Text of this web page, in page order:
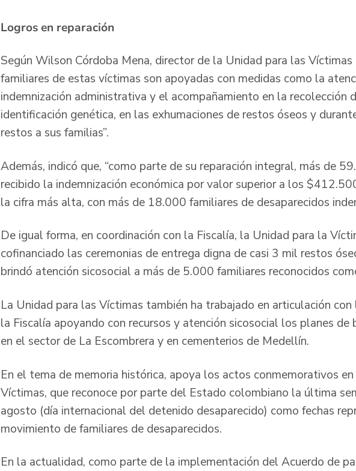
Logros en reparación
Según Wilson Córdoba Mena, director de la Unidad para las Víctimas
familiares de estas víctimas son apoyadas con medidas como la
indemnización administrativa y el acompañamiento en la recolección
identificación genética, en las exhumaciones de restos óseos y
restos a sus familias”.
Además, indicó que, “como parte de su reparación integral, más de
recibido la indemnización económica por valor superior a los
la cifra más alta, con más de 18.000 familiares de desaparecidos
De igual forma, en coordinación con la Fiscalía, la Unidad para la
cofinanciado las ceremonias de entrega digna de casi 3 mil restos
brindó atención sicosocial a más de 5.000 familiares reconocidos
La Unidad para las Víctimas también ha trabajado en articulación
la Fiscalía apoyando con recursos y atención sicosocial los planes de
en el sector de La Escombrera y en cementerios de Medellín.
En el tema de memoria histórica, apoya los actos conmemorativos
Víctimas, que reconoce por parte del Estado colombiano la última
agosto (día internacional del detenido desaparecido) como fechas
movimiento de familiares de desaparecidos.
En la actualidad, como parte de la implementación del Acuerdo de